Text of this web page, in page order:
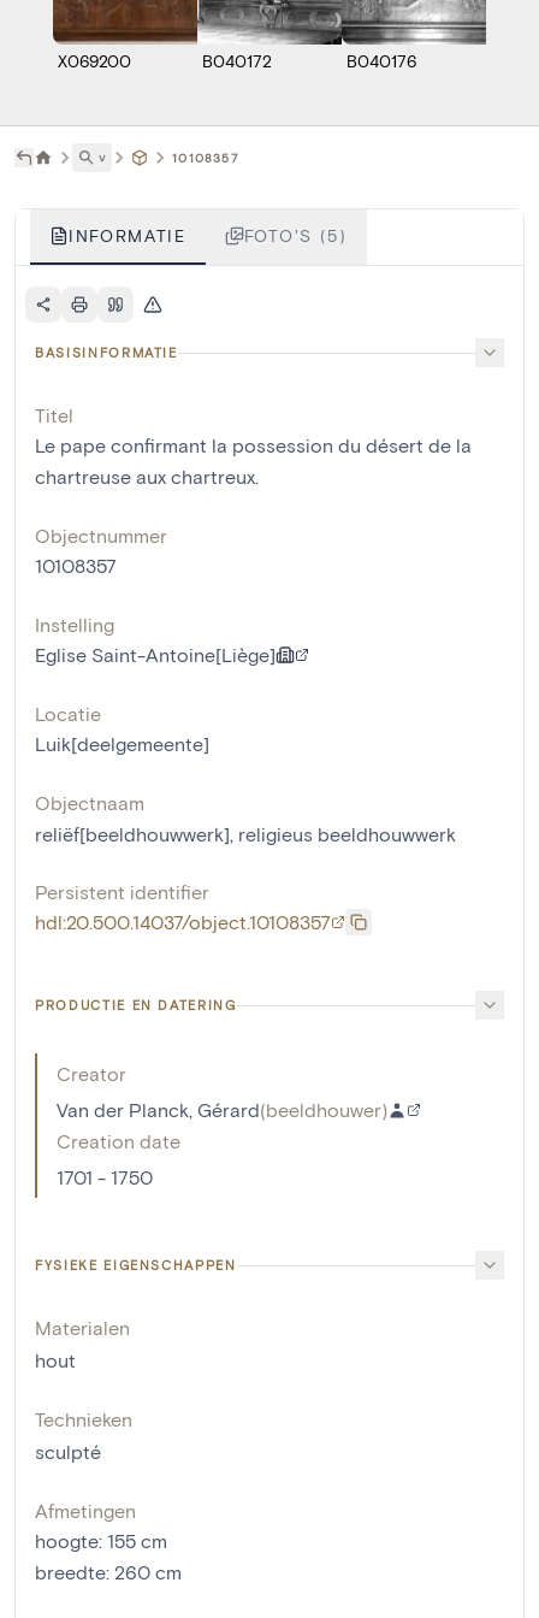
X069200 B040172 B040176
˅ 10108357
INFORMATIE FOTO'S (5)
BASISINFORMATIE
Titel
Le pape confirmant la possession du désert de la
chartreuse aux chartreux.
Objectnummer
10108357
Instelling
Eglise Saint-Antoine[Liège]
Locatie
Luik[deelgemeente]
Objectnaam
reliëf[beeldhouwwerk], religieus beeldhouwwerk
Persistent identifier
hdl:20.500.14037/object.10108357
PRODUCTIE EN DATERING
Creator
Van der Planck, Gérard(beeldhouwer)
Creation date
1701 - 1750
FYSIEKE EIGENSCHAPPEN
Materialen
hout
Technieken
sculpté
Afmetingen
hoogte: 155 cm
breedte: 260 cm